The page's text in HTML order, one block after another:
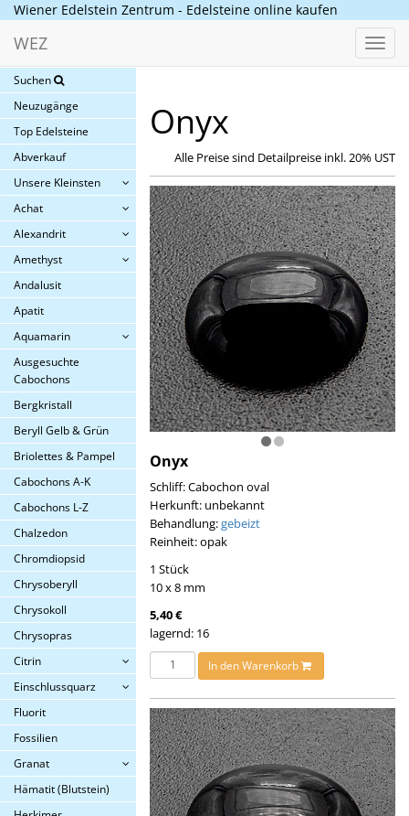
Wiener Edelstein Zentrum - Edelsteine online kaufen
WEZ
Suchen
Neuzugänge
Top Edelsteine
Abverkauf
Unsere Kleinsten
Achat
Alexandrit
Amethyst
Andalusit
Apatit
Aquamarin
Ausgesuchte
Cabochons
Bergkristall
Beryll Gelb & Grün
Briolettes & Pampel
Cabochons A-K
Cabochons L-Z
Chalzedon
Chromdiopsid
Chrysoberyll
Chrysokoll
Chrysopras
Citrin
Einschlussquarz
Fluorit
Fossilien
Granat
Hämatit (Blutstein)
Onyx
Alle Preise sind Detailpreise inkl. 20% UST
Onyx
Schliff: Cabochon oval
Herkunft: unbekannt
Behandlung:gebeizt
Reinheit: opak
1 Stück
10 x 8 mm
5,40 €
lagernd: 16
In den Warenkorb